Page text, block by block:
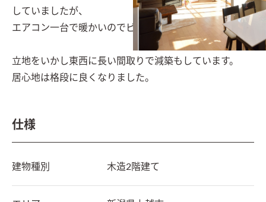
していましたが、
エアコン一台で暖かいのでビックリ。
立地をいかし東西に長い間取りで減築もしています。
居心地は格段に良くなりました。
仕様
建物種別 木造2階建て